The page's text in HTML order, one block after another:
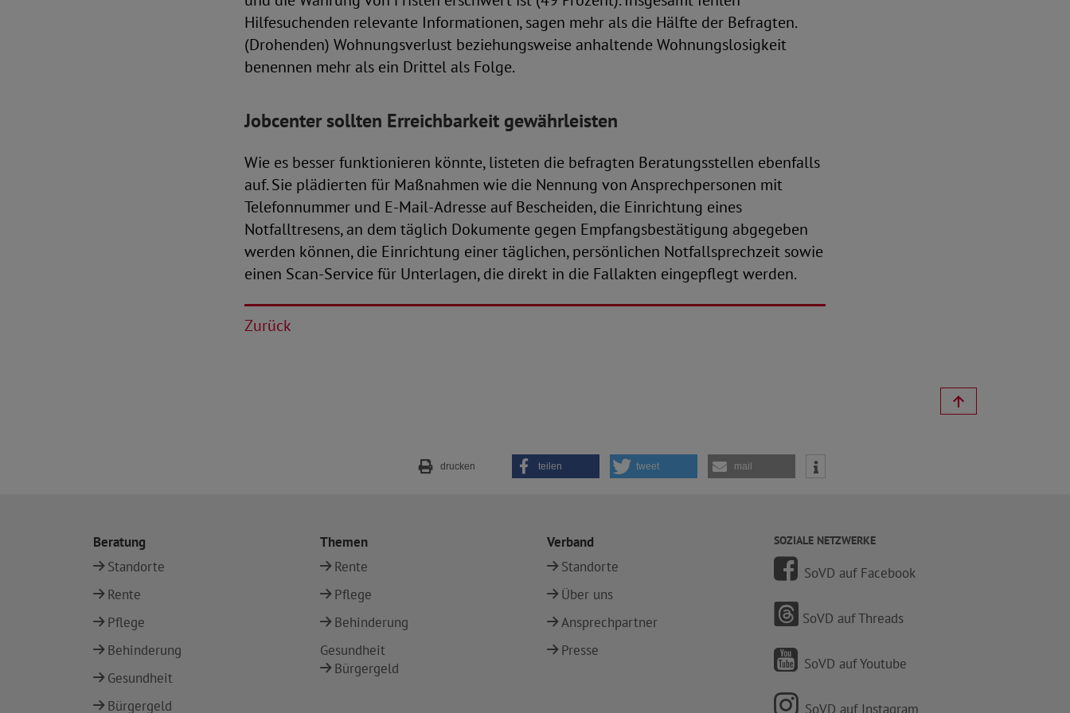
Hilfesuchenden relevante Informationen, sagen mehr als die Hälfte der Befragten.
(Drohenden) Wohnungsverlust beziehungsweise anhaltende Wohnungslosigkeit
benennen mehr als ein Drittel als Folge.
Jobcenter sollten Erreichbarkeit gewährleisten
Wie es besser funktionieren könnte, listeten die befragten Beratungsstellen ebenfalls
auf. Sie plädierten für Maßnahmen wie die Nennung von Ansprechpersonen mit
Telefonnummer und E-Mail-Adresse auf Bescheiden, die Einrichtung eines
Notfalltresens, an dem täglich Dokumente gegen Empfangsbestätigung abgegeben
werden können, die Einrichtung einer täglichen, persönlichen Notfallsprechzeit sowie
einen Scan-Service für Unterlagen, die direkt in die Fallakten eingepflegt werden.
Zurück
drucken teilen tweet mail
Beratung
Standorte
Rente
Pflege
Behinderung
Gesundheit
Bürgergeld
Themen
Rente
Pflege
Behinderung
Gesundheit
Bürgergeld
Verband
Standorte
Über uns
Ansprechpartner
Presse
SOZIALE NETZWERKE
SoVD auf Facebook
SoVD auf Threads
SoVD auf Youtube
SoVD auf Instagram